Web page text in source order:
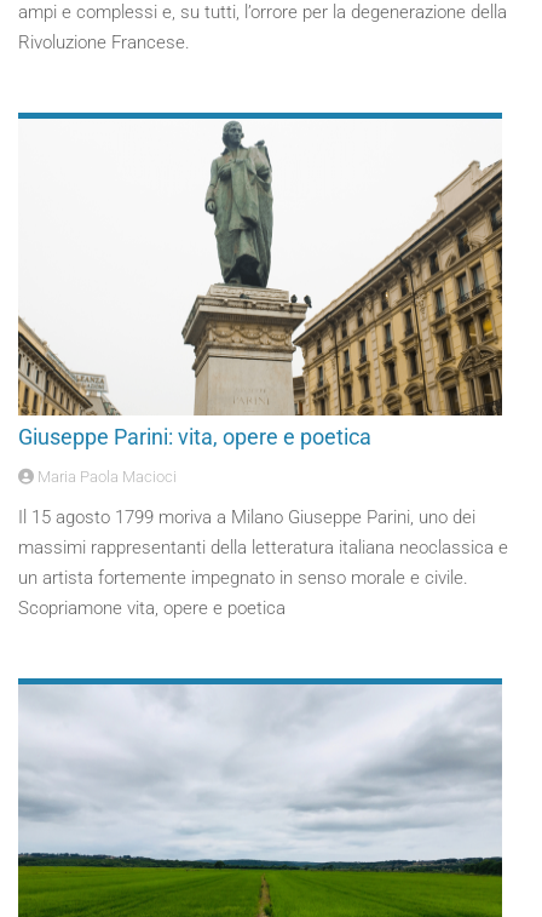
ampi e complessi e, su tutti, l’orrore per la degenerazione della
Rivoluzione Francese.
Giuseppe Parini: vita, opere e poetica
Maria Paola Macioci
Il 15 agosto 1799 moriva a Milano Giuseppe Parini, uno dei
massimi rappresentanti della letteratura italiana neoclassica e
un artista fortemente impegnato in senso morale e civile.
Scopriamone vita, opere e poetica